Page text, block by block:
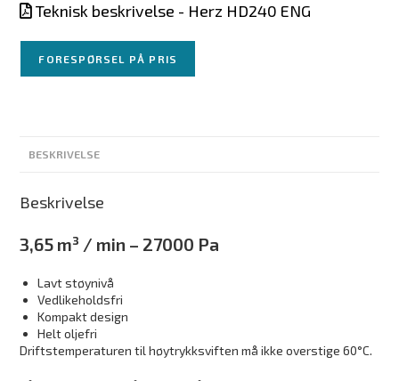
Teknisk beskrivelse - Herz HD240 ENG
FORESPØRSEL PÅ PRIS
BESKRIVELSE
Beskrivelse
3,65 m³ / min – 27000 Pa
Lavt støynivå
Vedlikeholdsfri
Kompakt design
Helt oljefri
Driftstemperaturen til høytrykksviften må ikke overstige 60°C.